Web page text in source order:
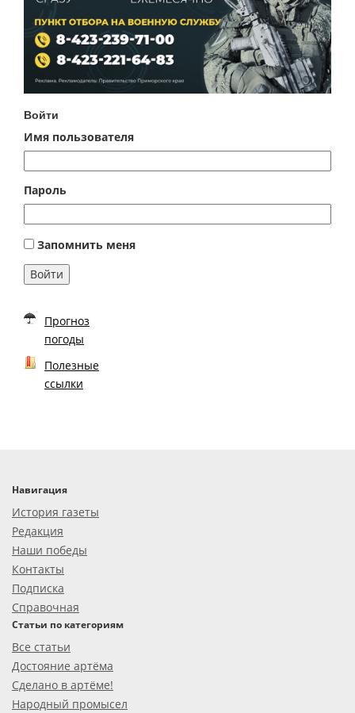
Войти
Имя пользователя
Пароль
Запомнить меня
Войти
Прогноз
погоды
Полезные
ссылки
Навигация
История газеты
Редакция
Наши победы
Контакты
Подписка
Справочная
Статьи по категориям
Все статьи
Достояние артёма
Сделано в артёме!
Народный промысел